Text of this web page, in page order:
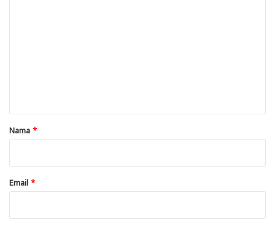
rNama *
Email *